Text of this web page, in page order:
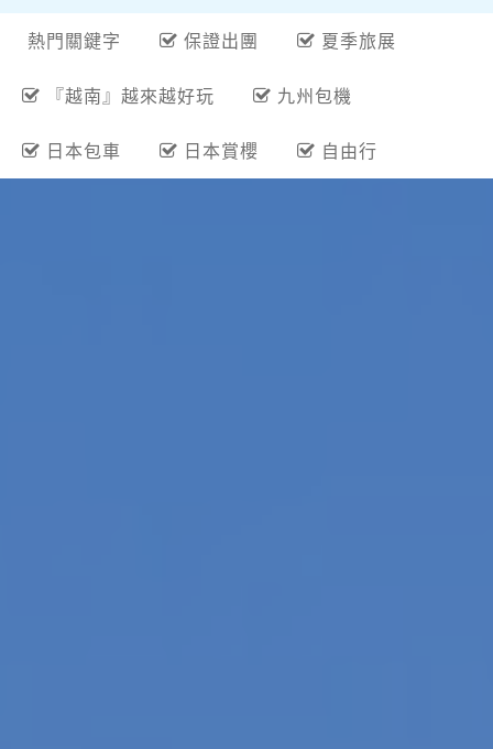
熱門關鍵字 保證出團 夏季旅展
『越南』越來越好玩 九州包機
日本包車 日本賞櫻 自由行